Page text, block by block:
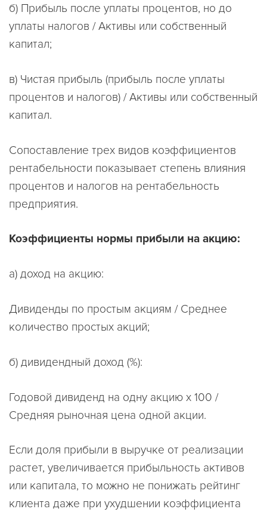
б) Прибыль после уплаты процентов, но до
уплаты налогов / Активы или собственный
капитал;
в) Чистая прибыль (прибыль после уплаты
процентов и налогов) / Активы или собственный
капитал.
Сопоставление трех видов коэффициентов
рентабельности показывает степень влияния
процентов и налогов на рентабельность
предприятия.
Коэффициенты нормы прибыли на акцию:
а) доход на акцию:
Дивиденды по простым акциям / Среднее
количество простых акций;
б) дивидендный доход (%):
Годовой дивиденд на одну акцию х 100 /
Средняя рыночная цена одной акции.
Если доля прибыли в выручке от реализации
растет, увеличивается прибыльность активов
или капитала, то можно не понижать рейтинг
клиента даже при ухудшении коэффициента